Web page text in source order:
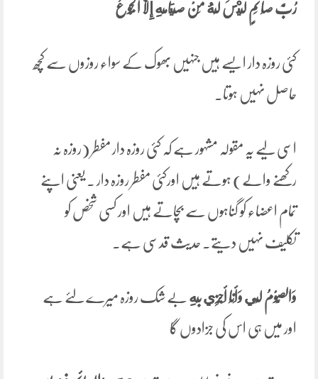
رُبَّ ‌صَائِمٍ لَيْسَ لَهُ مِنْ صِيَامِهِ إِلَّا الْجُوعُ
کئی روزہ دار ایسے ہیں جنہیں بھوک کے سواء روزوں سے کچھ
حاصل نہیں ہوتا۔
اسی لیے یہ مقولہ مشہور ہے کہ کئی روزہ دار مفطر (روزہ نہ
رکھنے والے) ہوتے ہیں اورکئی مفطر روزہ دار ۔ یعنی اپنے
تمام اعضاء کو گناہوں سے بچاتے ہیں اور کسی شخص کو
تکلیف نہیں دیتے۔ حدیث قدسی ہے۔
وَالصَّوْمُ لِي وَأَنَا ‌أَجْزِي ‌بِهِ بے شک روزہ میرے لئے ہے
اور میں ہی اس کی جزادوں گا